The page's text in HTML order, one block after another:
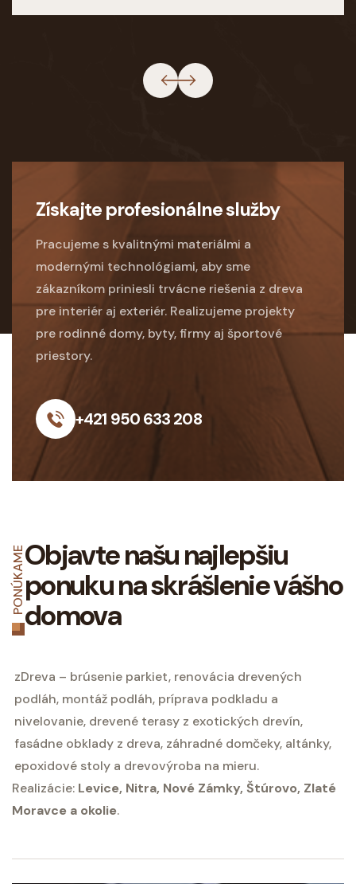
Získajte profesionálne služby
Pracujeme s kvalitnými materiálmi a
modernými technológiami, aby sme
zákazníkom priniesli trvácne riešenia z dreva
pre interiér aj exteriér. Realizujeme projekty
pre rodinné domy, byty, firmy aj športové
priestory.
+421 950 633 208
PONÚKAMEObjavte našu najlepšiu
ponuku na skrášlenie vášho
domova
zDreva – brúsenie parkiet, renovácia drevených
podláh, montáž podláh, príprava podkladu a
nivelovanie, drevené terasy z exotických drevín,
fasádne obklady z dreva, záhradné domčeky, altánky,
epoxidové stoly a drevovýroba na mieru.
Realizácie: Levice, Nitra, Nové Zámky, Štúrovo, Zlaté
Moravce a okolie.